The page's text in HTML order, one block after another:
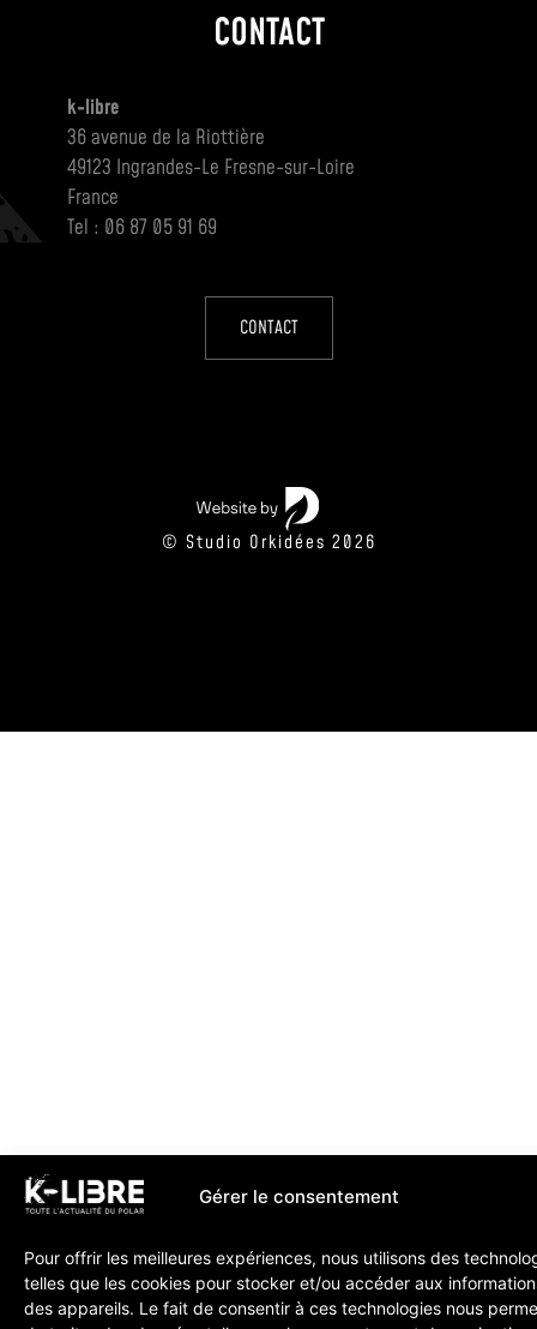
Gérer le consentement
Pour offrir les meilleures expériences, nous utilisons des
telles que les cookies pour stocker et/ou accéder aux
des appareils. Le fait de consentir à ces technologies nous
CONTACT
k-libre
36 avenue de la Riottière
49123 Ingrandes-Le Fresne-sur-Loire
France
Tel : 06 87 05 91 69
CONTACT
© Studio Orkidées 2026